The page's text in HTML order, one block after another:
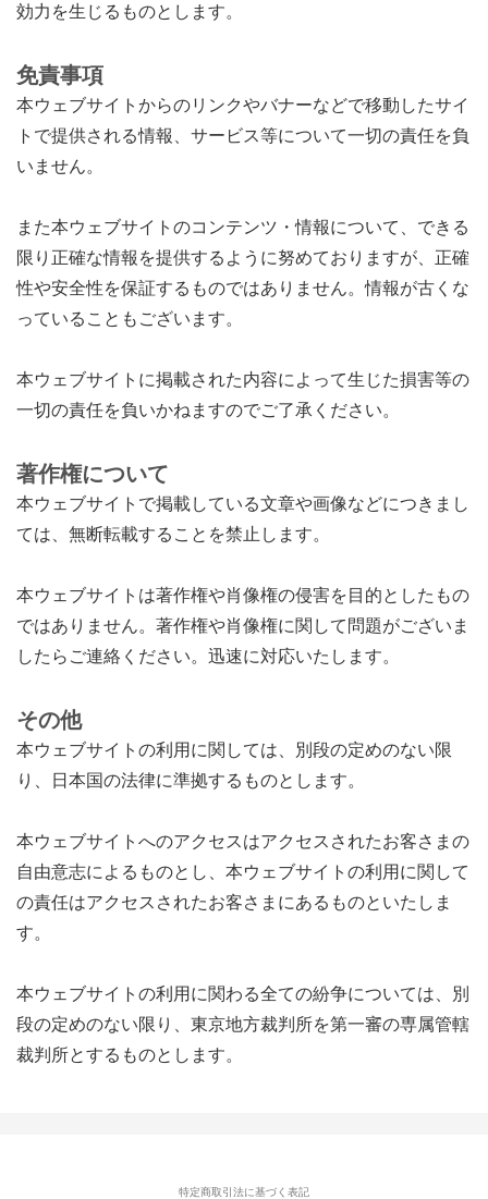
効力を生じるものとします。
免責事項
本ウェブサイトからのリンクやバナーなどで移動したサイ
トで提供される情報、サービス等について一切の責任を負
いません。
また本ウェブサイトのコンテンツ・情報について、できる
限り正確な情報を提供するように努めておりますが、正確
性や安全性を保証するものではありません。情報が古くな
っていることもございます。
本ウェブサイトに掲載された内容によって生じた損害等の
一切の責任を負いかねますのでご了承ください。
著作権について
本ウェブサイトで掲載している文章や画像などにつきまし
ては、無断転載することを禁止します。
本ウェブサイトは著作権や肖像権の侵害を目的としたもの
ではありません。著作権や肖像権に関して問題がございま
したらご連絡ください。迅速に対応いたします。
その他
本ウェブサイトの利用に関しては、別段の定めのない限
り、日本国の法律に準拠するものとします。
本ウェブサイトへのアクセスはアクセスされたお客さまの
自由意志によるものとし、本ウェブサイトの利用に関して
の責任はアクセスされたお客さまにあるものといたしま
す。
本ウェブサイトの利用に関わる全ての紛争については、別
段の定めのない限り、東京地方裁判所を第一審の専属管轄
裁判所とするものとします。
特定商取引法に基づく表記